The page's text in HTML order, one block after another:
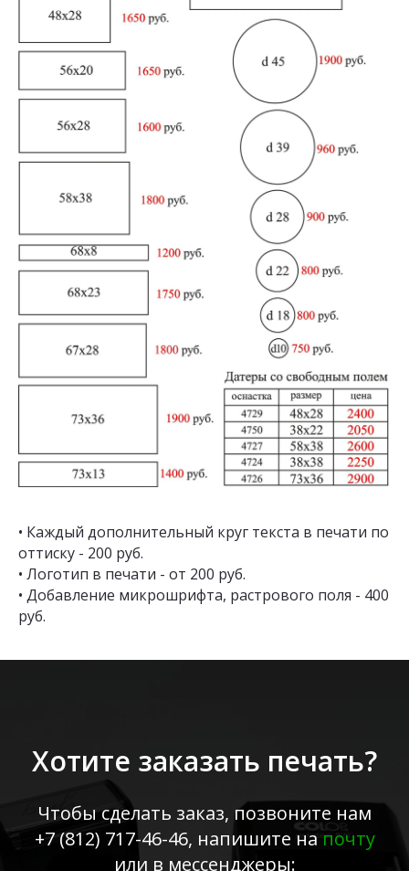
• Каждый дополнительный круг текста в печати по
оттиску - 200 руб.
• Логотип в печати - от 200 руб.
• Добавление микрошрифта, растрового поля - 400
руб.
Хотите заказать печать?
Чтобы сделать заказ, позвоните нам
+7 (812) 717-46-46, напишите напочту
или в мессенджеры: